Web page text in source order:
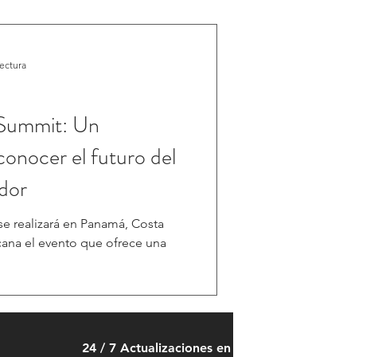
Un
el futuro del
realizará en Panamá, Costa
el evento que ofrece una
24 / 7 Actualizaciones en